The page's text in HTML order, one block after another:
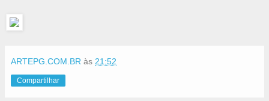
ARTEPG.COM.BR às 21:52
Compartilhar